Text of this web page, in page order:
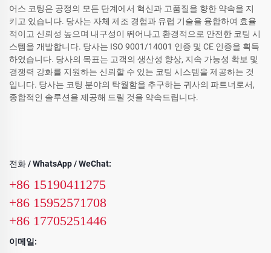
어스 코팅은 공정의 모든 단계에서 혁신과 고품질을 향한 약속을 지
키고 있습니다. 당사는 자체 제조 경험과 유럽 기술을 융합하여 효율
적이고 신뢰성 높으며 내구성이 뛰어나고 환경적으로 안전한 코팅 시
스템을 개발합니다. 당사는 ISO 9001/14001 인증 및 CE 인증을 획득
하였습니다. 당사의 목표는 고객의 생산성 향상, 지속 가능성 확보 및
경쟁력 강화를 지원하는 신뢰할 수 있는 코팅 시스템을 제공하는 것
입니다. 당사는 코팅 분야의 탁월함을 추구하는 귀사의 파트너로서,
종합적인 솔루션을 제공해 드릴 것을 약속드립니다.
전화 / WhatsApp / WeChat:
+86 15190411275
+86 15952571708
+86 17705251446
이메일: